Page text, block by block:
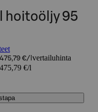
hoitoöljy 95
475,79 €/l vertailuhinta
475,79 €/l